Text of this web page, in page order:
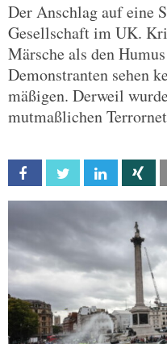
Der Anschlag auf eine
Gesellschaft im UK.
Märsche als den
Demonstranten sehen
mäßigen. Derweil
mutmaßlichen
Facebook Twitter Linkedin